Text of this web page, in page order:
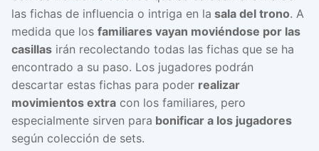
las fichas de influencia o intriga en la sala del trono. A
medida que los familiares vayan moviéndose por las
casillas irán recolectando todas las fichas que se ha
encontrado a su paso. Los jugadores podrán
descartar estas fichas para poder realizar
movimientos extra con los familiares, pero
especialmente sirven para bonificar a los jugadores
según colección de sets.